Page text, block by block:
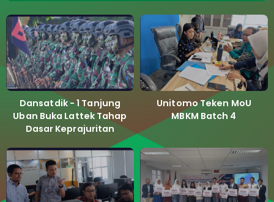
Dansatdik - 1 Tanjung
Uban Buka Lattek Tahap
Dasar Keprajuritan
Unitomo Teken MoU
MBKM Batch 4